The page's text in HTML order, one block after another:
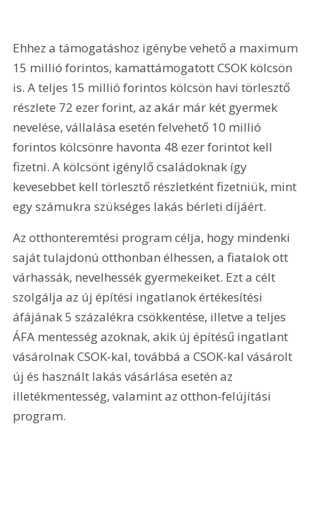
Ehhez a támogatáshoz igénybe vehető a maximum
15 millió forintos, kamattámogatott CSOK kölcsön
is. A teljes 15 millió forintos kölcsön havi törlesztő
részlete 72 ezer forint, az akár már két gyermek
nevelése, vállalása esetén felvehető 10 millió
forintos kölcsönre havonta 48 ezer forintot kell
fizetni. A kölcsönt igénylő családoknak így
kevesebbet kell törlesztő részletként fizetniük, mint
egy számukra szükséges lakás bérleti díjáért.
Az otthonteremtési program célja, hogy mindenki
saját tulajdonú otthonban élhessen, a fiatalok ott
várhassák, nevelhessék gyermekeiket. Ezt a célt
szolgálja az új építési ingatlanok értékesítési
áfájának 5 százalékra csökkentése, illetve a teljes
ÁFA mentesség azoknak, akik új építésű ingatlant
vásárolnak CSOK-kal, továbbá a CSOK-kal vásárolt
új és használt lakás vásárlása esetén az
illetékmentesség, valamint az otthon-felújítási
program.